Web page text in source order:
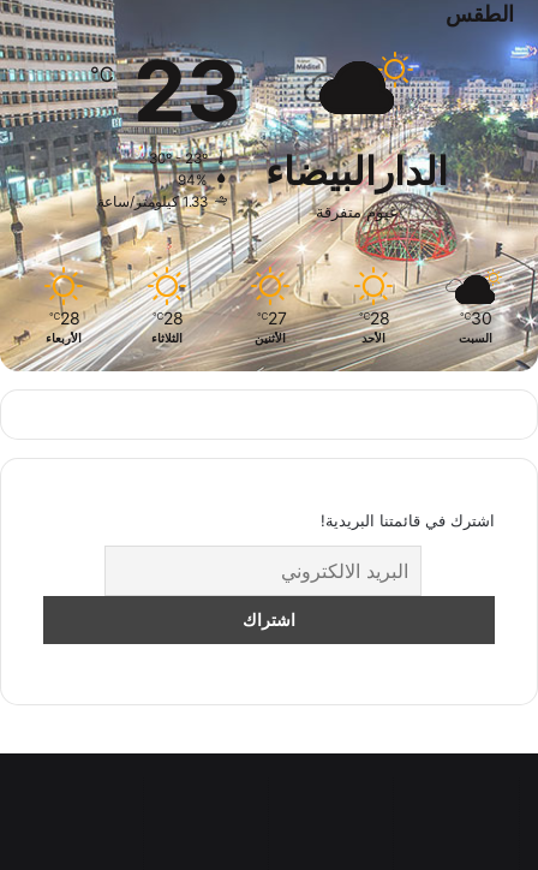
الطقس
الدارالبيضاء
غيوم متفرقة
23
℃
30º - 23º
94%
1.33 كيلومتر/ساعة
30
℃
السبت
28
℃
الأحد
27
℃
الأثنين
28
℃
الثلاثاء
28
℃
الأربعاء
اشترك في قائمتنا البريدية!